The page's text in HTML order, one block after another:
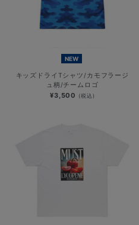
NEW
キッズドライTシャツ/カモフラージ
ュ柄/チームロゴ
¥3,500 (税込)